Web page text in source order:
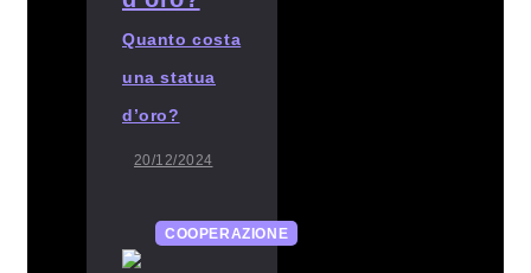
Quanto costa
una statua
d’oro?
20/12/2024
COOPERAZIONE